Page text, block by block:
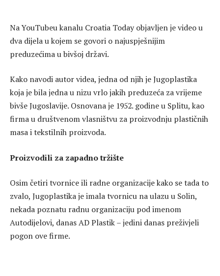
Na YouTubeu kanalu Croatia Today objavljen je video u
dva dijela u kojem se govori o najuspješnijim
preduzećima u bivšoj državi.
Kako navodi autor videa, jedna od njih je Jugoplastika
koja je bila jedna u nizu vrlo jakih preduzeća za vrijeme
bivše Jugoslavije. Osnovana je 1952. godine u Splitu, kao
firma u društvenom vlasništvu za proizvodnju plastičnih
masa i tekstilnih proizvoda.
Proizvodili za zapadno tržište
Osim četiri tvornice ili radne organizacije kako se tada to
zvalo, Jugoplastika je imala tvornicu na ulazu u Solin,
nekada poznatu radnu organizaciju pod imenom
Autodijelovi, danas AD Plastik – jedini danas preživjeli
pogon ove firme.